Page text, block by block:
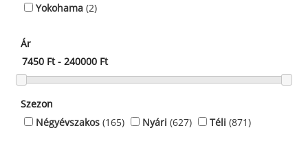
Yokohama (2)
Ár
Szezon
Négyévszakos (165) Nyári (627) Téli (871)